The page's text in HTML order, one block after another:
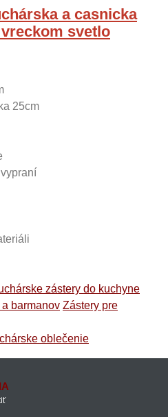
a casnicka
svetlo
25cm
zástery do kuchyne
barmanov Zástery pre
oblečenie